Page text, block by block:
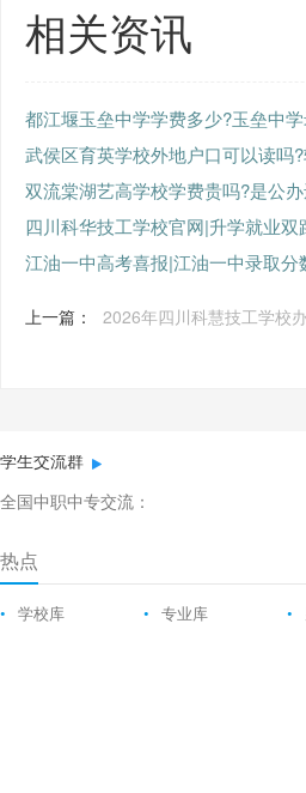
相关资讯
都江堰玉垒中学学费多少?玉垒中
武侯区育英学校外地户口可以读吗
双流棠湖艺高学校学费贵吗?是公
四川科华技工学校官网|升学就业双
江油一中高考喜报|江油一中录取分
上一篇： 2026年四川科慧技工学校
学生交流群
全国中职中专交流：
热点
• 学校库 • 专业库 •